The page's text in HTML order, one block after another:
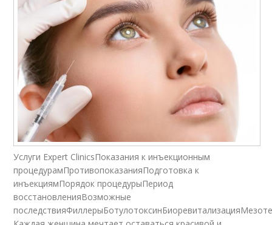
Услуги Expert ClinicsПоказания к инъекционным
процедурамПротивопоказанияПодготовка к
инъекциямПорядок процедурыПериод
восстановленияВозможные